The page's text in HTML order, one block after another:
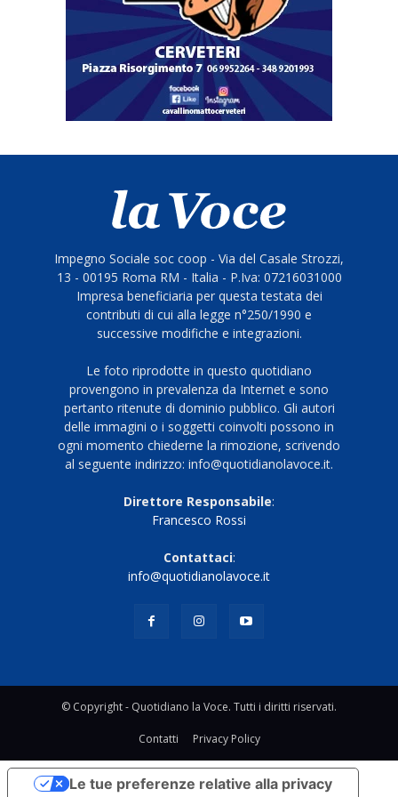
Impegno Sociale soc coop - Via del Casale Strozzi,
13 - 00195 Roma RM - Italia - P.Iva: 07216031000
Impresa beneficiaria per questa testata dei
contributi di cui alla legge n°250/1990 e
successive modifiche e integrazioni.
Le foto riprodotte in questo quotidiano
provengono in prevalenza da Internet e sono
pertanto ritenute di dominio pubblico. Gli autori
delle immagini o i soggetti coinvolti possono in
ogni momento chiederne la rimozione, scrivendo
al seguente indirizzo: info@quotidianolavoce.it.
Direttore Responsabile:
Francesco Rossi
Contattaci:
info@quotidianolavoce.it
© Copyright - Quotidiano la Voce. Tutti i diritti riservati.
Contatti Privacy Policy
Le tue preferenze relative alla privacy